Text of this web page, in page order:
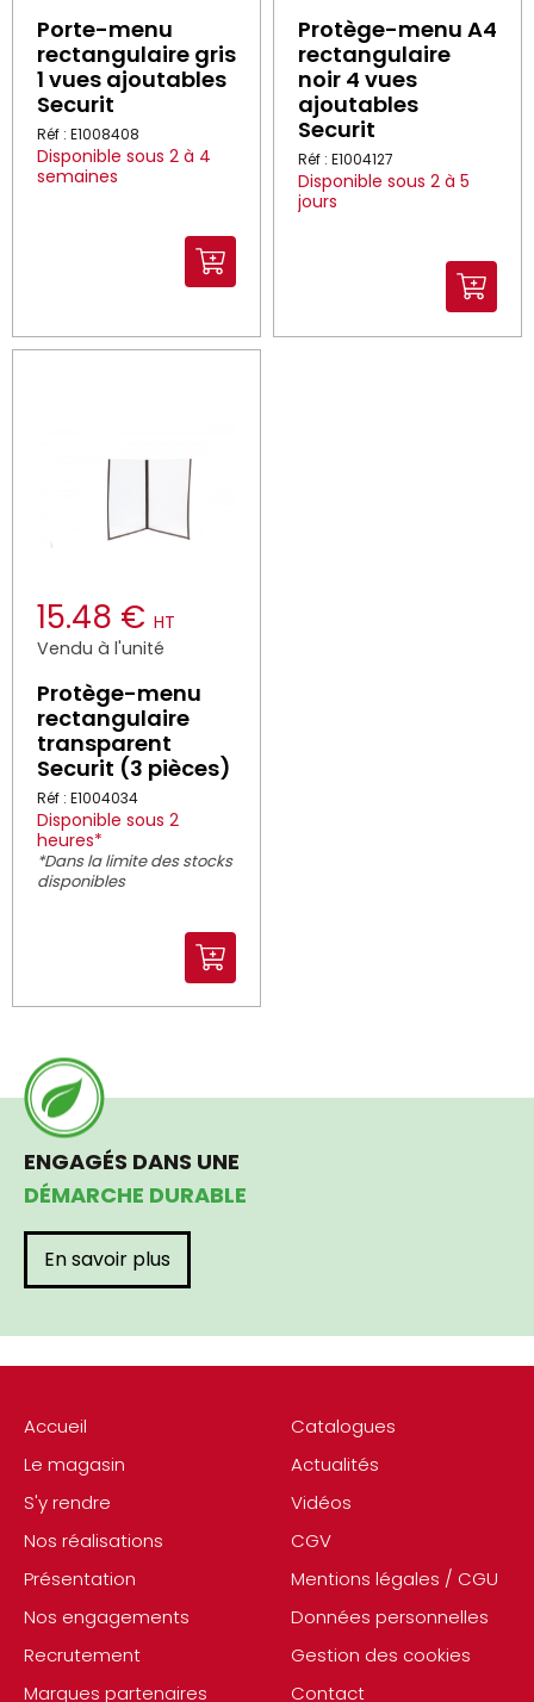
Porte-menu
rectangulaire gris
1 vues ajoutables
Securit
Réf : E1008408
Disponible sous 2 à 4
semaines
Protège-menu A4
rectangulaire
noir 4 vues
ajoutables
Securit
Réf : E1004127
Disponible sous 2 à 5
jours
15.48 € HT
Vendu à l'unité
Protège-menu
rectangulaire
transparent
Securit (3 pièces)
Réf : E1004034
Disponible sous 2
heures*
*Dans la limite des stocks
disponibles
Accueil
Le magasin
S'y rendre
Nos réalisations
Présentation
Nos engagements
Recrutement
Marques partenaires
Catalogues
Actualités
Vidéos
CGV
Mentions légales / CGU
Données personnelles
Gestion des cookies
Contact
ENGAGÉS DANS UNE
DÉMARCHE DURABLE
En savoir plus